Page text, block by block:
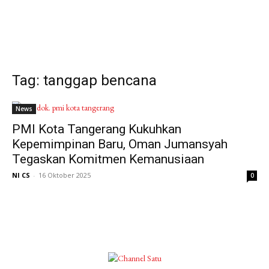
Tag: tanggap bencana
News
PMI Kota Tangerang Kukuhkan
Kepemimpinan Baru, Oman Jumansyah
Tegaskan Komitmen Kemanusiaan
NI CS - 16 Oktober 2025 0